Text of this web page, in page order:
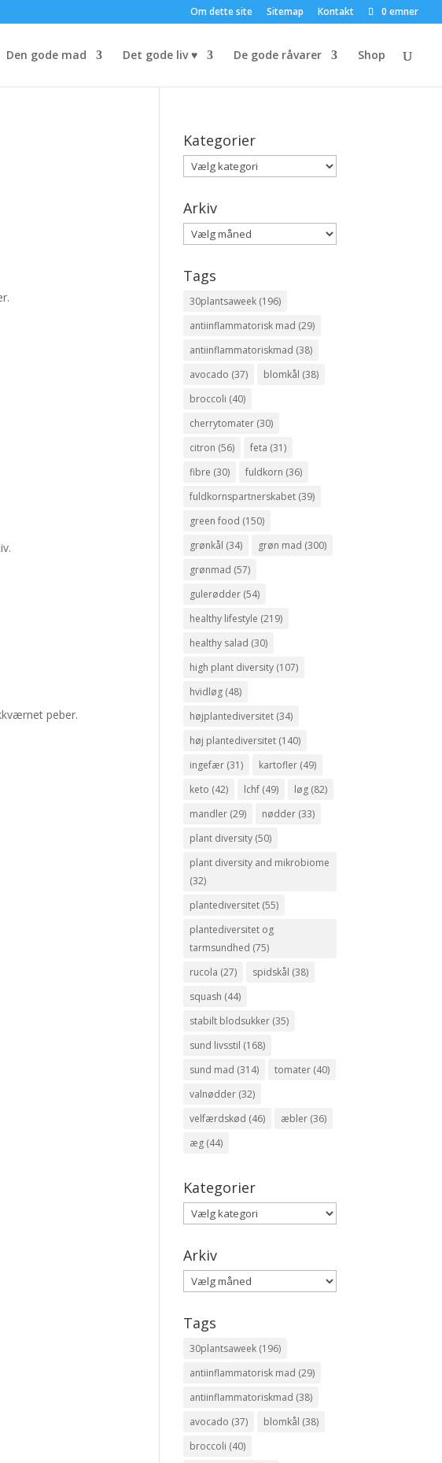
Om dette site Sitemap Kontakt 0 emner
Den gode mad Det gode liv ♥ De gode råvarer Shop
peber.
Kategorier
Kategorier
Arkiv
Arkiv
Tags
30plantsaweek (196)
antiinflammatorisk mad (29)
antiinflammatoriskmad (38)
avocado (37) blomkål (38)
broccoli (40)
cherrytomater (30)
citron (56) feta (31)
fibre (30) fuldkorn (36)
fuldkornspartnerskabet (39)
green food (150)
grønkål (34) grøn mad (300)
grønmad (57)
gulerødder (54)
healthy lifestyle (219)
healthy salad (30)
high plant diversity (107)
hvidløg (48)
højplantediversitet (34)
høj plantediversitet (140)
ingefær (31) kartofler (49)
keto (42) lchf (49) løg (82)
mandler (29) nødder (33)
plant diversity (50)
plant diversity and mikrobiome
(32)
plantediversitet (55)
plantediversitet og
tarmsundhed (75)
rucola (27) spidskål (38)
squash (44)
stabilt blodsukker (35)
sund livsstil (168)
sund mad (314) tomater (40)
valnødder (32)
velfærdskød (46) æbler (36)
æg (44)
Kategorier
Kategorier
Arkiv
Arkiv
Tags
30plantsaweek (196)
antiinflammatorisk mad (29)
antiinflammatoriskmad (38)
avocado (37) blomkål (38)
broccoli (40)